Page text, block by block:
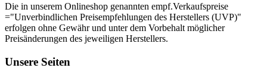
Die in unserem Onlineshop genannten empf.Verkaufspreise
="Unverbindlichen Preisempfehlungen des Herstellers (UVP)"
erfolgen ohne Gewähr und unter dem Vorbehalt möglicher
Preisänderungen des jeweiligen Herstellers.
Unsere Seiten